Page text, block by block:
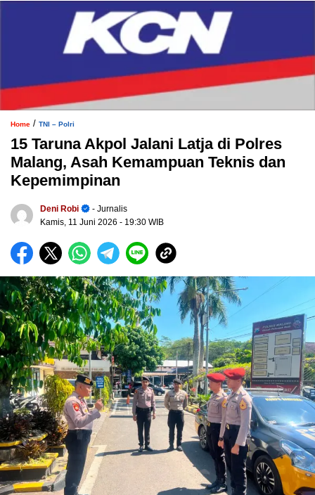
Home / TNI – Polri
15 Taruna Akpol Jalani Latja di Polres
Malang, Asah Kemampuan Teknis dan
Kepemimpinan
Deni Robi
- Jurnalis
Kamis, 11 Juni 2026 - 19:30 WIB